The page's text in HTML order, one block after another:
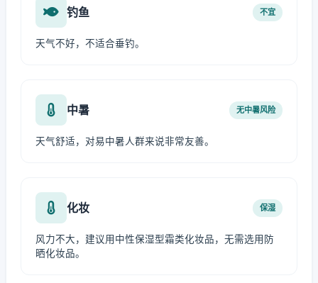
钓鱼 不宜
天气不好，不适合垂钓。
中暑 无中暑风险
天气舒适，对易中暑人群来说非常友善。
化妆 保湿
风力不大，建议用中性保湿型霜类化妆品，无需选用防
晒化妆品。